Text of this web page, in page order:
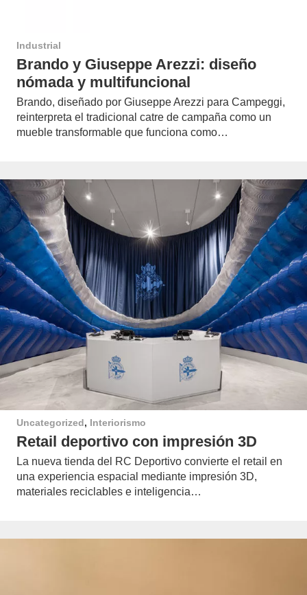
Industrial
Brando y Giuseppe Arezzi: diseño
nómada y multifuncional
Brando, diseñado por Giuseppe Arezzi para Campeggi,
reinterpreta el tradicional catre de campaña como un
mueble transformable que funciona como…
Uncategorized, Interiorismo
Retail deportivo con impresión 3D
La nueva tienda del RC Deportivo convierte el retail en
una experiencia espacial mediante impresión 3D,
materiales reciclables e inteligencia…